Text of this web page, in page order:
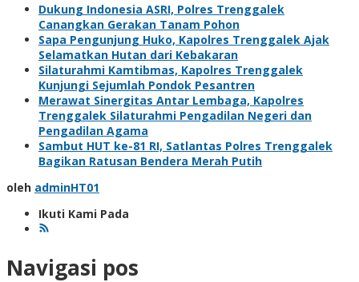
Dukung Indonesia ASRI, Polres Trenggalek
Canangkan Gerakan Tanam Pohon
Sapa Pengunjung Huko, Kapolres Trenggalek Ajak
Selamatkan Hutan dari Kebakaran
Silaturahmi Kamtibmas, Kapolres Trenggalek
Kunjungi Sejumlah Pondok Pesantren
Merawat Sinergitas Antar Lembaga, Kapolres
Trenggalek Silaturahmi Pengadilan Negeri dan
Pengadilan Agama
Sambut HUT ke-81 RI, Satlantas Polres Trenggalek
Bagikan Ratusan Bendera Merah Putih
oleh adminHT01
Ikuti Kami Pada
Navigasi pos